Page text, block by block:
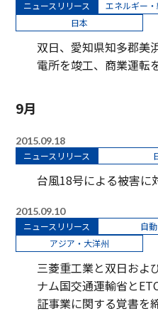
ニュースリリース
エネルギー
日本
双日、愛知県知多郡美
電所を竣工、商業運転
9月
2015.09.18
ニュースリリース
台風18号による被害に
2015.09.10
ニュースリリース
自
アジア・大洋州
三菱重工業と双日およ
ナム国交通運輸省と
証事業に関する覚書を